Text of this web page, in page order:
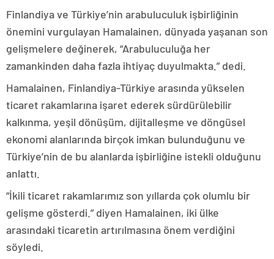
Finlandiya ve Türkiye’nin arabuluculuk işbirliğinin
önemini vurgulayan Hamalainen, dünyada yaşanan son
gelişmelere değinerek, “Arabuluculuğa her
zamankinden daha fazla ihtiyaç duyulmakta.” dedi.
Hamalainen, Finlandiya-Türkiye arasında yükselen
ticaret rakamlarına işaret ederek sürdürülebilir
kalkınma, yeşil dönüşüm, dijitalleşme ve döngüsel
ekonomi alanlarında birçok imkan bulunduğunu ve
Türkiye’nin de bu alanlarda işbirliğine istekli olduğunu
anlattı.
“İkili ticaret rakamlarımız son yıllarda çok olumlu bir
gelişme gösterdi.” diyen Hamalainen, iki ülke
arasındaki ticaretin artırılmasına önem verdiğini
söyledi.